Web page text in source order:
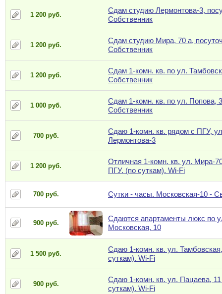
1 200 руб.
Сдам студию Лермонтова-3,
Собственник
1 200 руб.
Сдам студию Мира, 70 а,
Собственник
1 200 руб.
Сдам 1-комн. кв. по ул.
Собственник
1 000 руб.
Сдам 1-комн. кв. по ул. Попова,
Собственник
700 руб.
Сдаю 1-комн. кв. рядом с ПГУ,
Лермонтова-3
1 200 руб.
Отличная 1-комн. кв. ул. Мира-
ПГУ. (по суткам). Wi-Fi
700 руб. Сутки - часы. Московская-10 -
900 руб.
Сдаются апартаменты люкс по
Московская, 10
1 500 руб.
Сдаю 1-комн. кв. ул.
суткам). Wi-Fi
900 руб.
Сдаю 1-комн. кв. ул. Пацаева,
суткам). Wi-Fi